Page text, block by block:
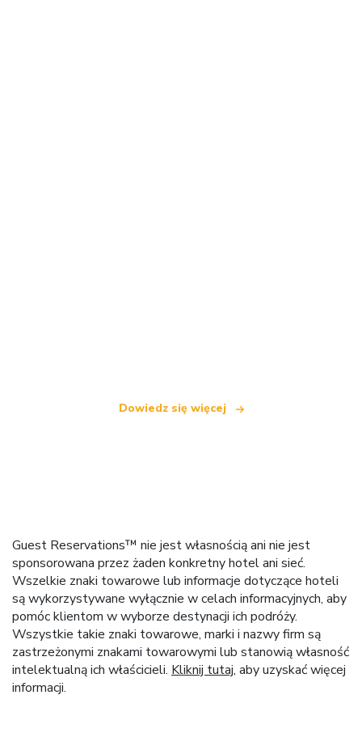
Dowiedz się więcej
Guest Reservations™ nie jest własnością ani nie jest
sponsorowana przez żaden konkretny hotel ani sieć.
Wszelkie znaki towarowe lub informacje dotyczące hoteli
są wykorzystywane wyłącznie w celach informacyjnych, aby
pomóc klientom w wyborze destynacji ich podróży.
Wszystkie takie znaki towarowe, marki i nazwy firm są
zastrzeżonymi znakami towarowymi lub stanowią własność
intelektualną ich właścicieli. Kliknij tutaj, aby uzyskać więcej
informacji.